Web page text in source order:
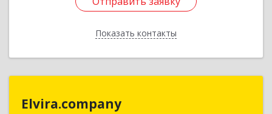
Показать контакты
Назад
Elvira.company